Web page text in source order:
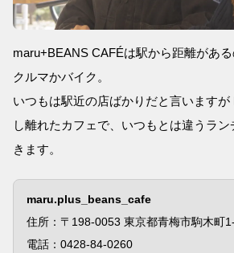
maru+BEANS CAFÉは駅から距離があ
クルマかバイク。
いつもは駅近の店ばかりだと言います
し離れたカフェで、いつもとは違うラ
きます。
maru.plus_beans_cafe
住所：〒198-0053 東京都青梅市駒木町
電話：0428-84-0260